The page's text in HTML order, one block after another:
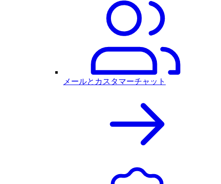
メールとカスタマーチャット